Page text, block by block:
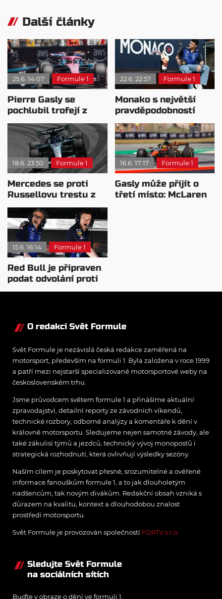
Další články
25.6. 14:07 Formule 1
Pierre Gasly se
pochlubil trofejí z
Velké ceny Monaka
22.6. 22:57 Formule 1
Monako s největší
pravděpodobností
rozlouskne až
odvolací soud
18.6. 23:50 Formule 1
Mercedes se proti
Russellovu trestu z
Monaka nakonec
neodvolá
16.6. 17:17 Formule 1
Gasly může přijít o
třetí místo: McLaren
15.6. 16:14 Formule 1
Red Bull je připraven
podat odvolání proti
výsledkům z Monaka
O redakci Svět Formule
Svět Formule je nezávislá česká redakce zaměřená na
motorsport, především na formuli 1. Byla založena v roce 1999
a patří mezi nejstarší specializované motorsportové weby na
československém trhu.
Jsme průvodcem světem formule 1 a přinášíme aktuální
zpravodajství, detailní reporty ze závodních víkendů,
technické rozbory, odborné analýzy a komentáře k dění v
královně motorsportu. Sledujeme nejen samotné závody, ale
také zákulisí týmů a jezdců, technický vývoj monopostů i
strategická rozhodnutí, která ovlivňují výsledky sezóny.
Naším cílem je poskytovat přesné, srozumitelné a ověřené
informace fanouškům formule 1, a to jak dlouholetým
nadšencům, tak novým divákům. Redakční obsah vzniká s
důrazem na kvalitu, kontext a dlouhodobou znalost
prostředí motorsportu.
Svět Formule je provozován společností FORTV s.r.o.
Sledujte Svět Formule
na sociálních sítích
Buďte v obraze o dění ve formuli 1.